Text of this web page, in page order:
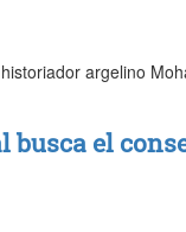
argelino
el